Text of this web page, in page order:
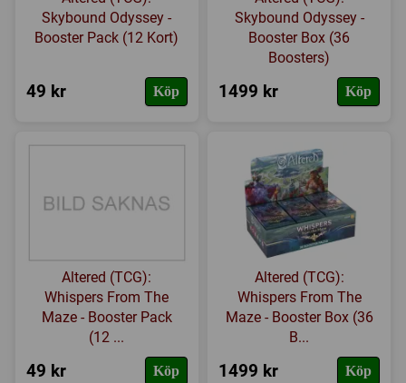
Regler
I lager
Skybound Odyssey -
Booster Pack (12 Kort)
49 kr Köp
Skybound Odyssey -
Booster Box (36
Boosters)
1499 kr Köp
Altered (TCG):
Whispers From The
Maze - Booster Pack
(12 ...
49 kr Köp
Altered (TCG):
Whispers From The
Maze - Booster Box (36
B...
1499 kr Köp